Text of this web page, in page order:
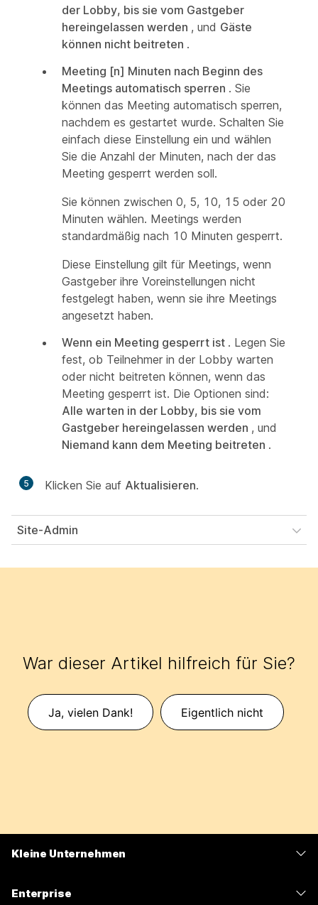
der Lobby, bis sie vom Gastgeber
hereingelassen werden , und Gäste
können nicht beitreten .
Meeting [n] Minuten nach Beginn des
Meetings automatisch sperren . Sie
können das Meeting automatisch sperren,
nachdem es gestartet wurde. Schalten Sie
einfach diese Einstellung ein und wählen
Sie die Anzahl der Minuten, nach der das
Meeting gesperrt werden soll.
Sie können zwischen 0, 5, 10, 15 oder 20
Minuten wählen. Meetings werden
standardmäßig nach 10 Minuten gesperrt.
Diese Einstellung gilt für Meetings, wenn
Gastgeber ihre Voreinstellungen nicht
festgelegt haben, wenn sie ihre Meetings
angesetzt haben.
Wenn ein Meeting gesperrt ist . Legen Sie
fest, ob Teilnehmer in der Lobby warten
oder nicht beitreten können, wenn das
Meeting gesperrt ist. Die Optionen sind:
Alle warten in der Lobby, bis sie vom
Gastgeber hereingelassen werden , und
Niemand kann dem Meeting beitreten .
5 Klicken Sie auf Aktualisieren.
Site-Admin
War dieser Artikel hilfreich für Sie?
Ja, vielen Dank! Eigentlich nicht
Kleine Unternehmen
Enterprise